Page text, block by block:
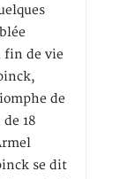
fin de vie
de
18
se dit